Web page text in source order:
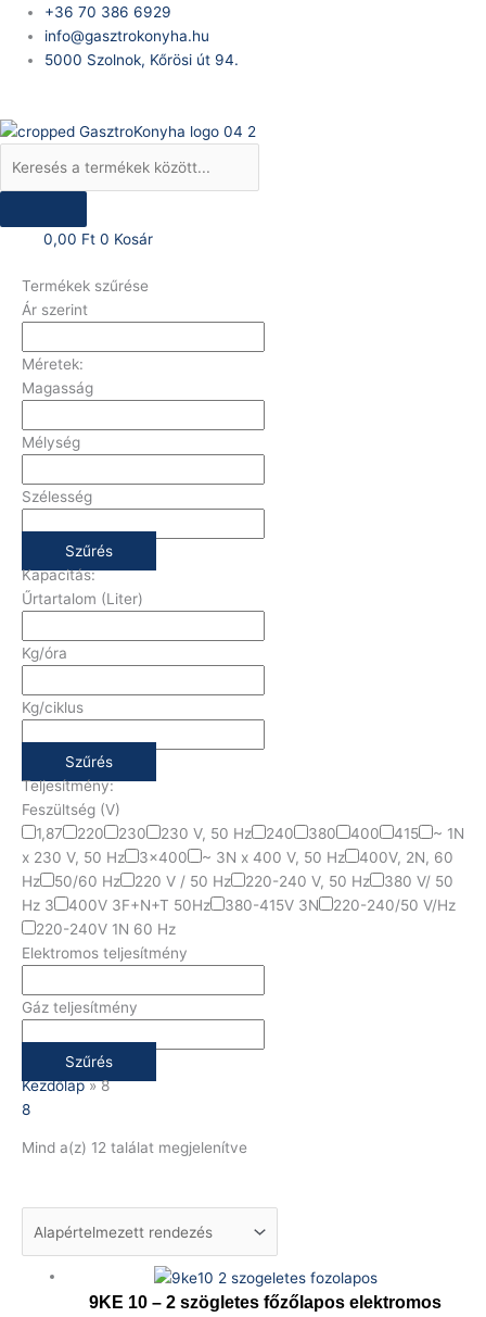
content
+36 70 386 6929
info@gasztrokonyha.hu
5000 Szolnok, Kőrösi út 94.
Products
search
0,00 Ft 0 Kosár
Termékek szűrése
Ár szerint
Méretek:
Magasság
Mélység
Szélesség
Szűrés
Kapacitás:
Űrtartalom (Liter)
Kg/óra
Kg/ciklus
Szűrés
Teljesítmény:
Feszültség (V)
1,87
220 230 230 V, 50 Hz 240 380 400 415
~ 1N
x 230 V, 50 Hz
3x400 ~ 3N x 400 V, 50 Hz
400V, 2N, 60
Hz
50/60 Hz 220 V / 50 Hz 220-240 V, 50 Hz
380 V/ 50
Hz 3
400V 3F+N+T 50Hz 380-415V 3N
220-240/50 V/Hz
220-240V 1N 60 Hz
Elektromos teljesítmény
Gáz teljesítmény
Szűrés
Kezdőlap»8
8
Mind a(z) 12 találat megjelenítve
9KE 10 – 2 szögletes főzőlapos elektromos